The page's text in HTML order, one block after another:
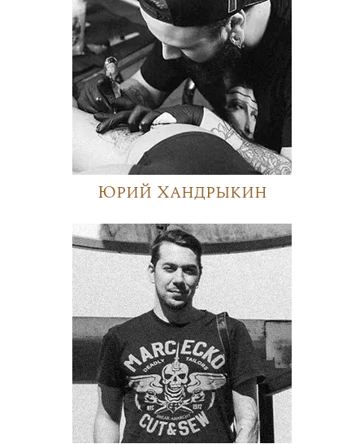
Юрий Хандрыкин